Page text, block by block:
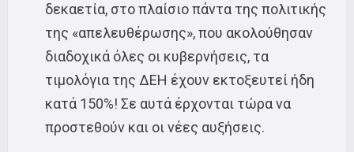
δεκαετία, στο πλαίσιο πάντα της πολιτικής
της «απελευθέρωσης», που ακολούθησαν
διαδοχικά όλες οι κυβερνήσεις, τα
τιμολόγια της ΔΕΗ έχουν εκτοξευτεί ήδη
κατά 150%! Σε αυτά έρχονται τώρα να
προστεθούν και οι νέες αυξήσεις.